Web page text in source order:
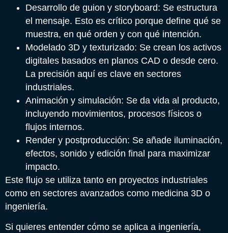
Desarrollo de guion y storyboard: Se estructura
el mensaje. Esto es crítico porque define qué se
muestra, en qué orden y con qué intención.
Modelado 3D y texturizado: Se crean los activos
digitales basados en planos CAD o desde cero.
La precisión aquí es clave en sectores
industriales.
Animación y simulación: Se da vida al producto,
incluyendo movimientos, procesos físicos o
flujos internos.
Render y postproducción: Se añade iluminación,
efectos, sonido y edición final para maximizar
impacto.
Este flujo se utiliza tanto en proyectos industriales
como en sectores avanzados como medicina 3D o
ingeniería.
Si quieres entender cómo se aplica a ingeniería,